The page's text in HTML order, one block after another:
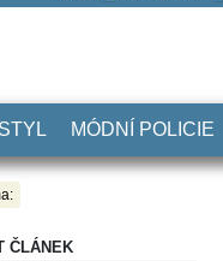
MÓDNÍ POLICIE
ČLÁNEK